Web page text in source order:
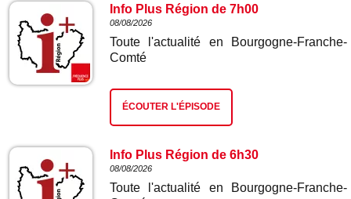
Info Plus Région de 7h00
08/08/2026
Toute l'actualité en Bourgogne-Franche-
Comté
ÉCOUTER L'ÉPISODE
Info Plus Région de 6h30
08/08/2026
Toute l'actualité en Bourgogne-Franche-